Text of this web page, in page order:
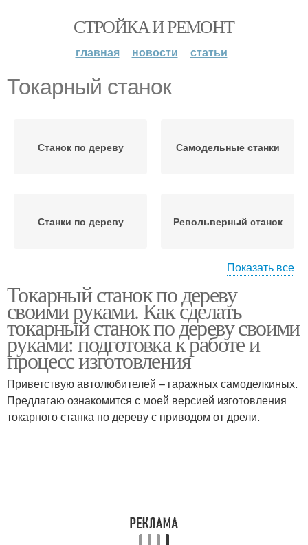
СТРОЙКА И РЕМОНТ
главная новости статьи
Токарный станок
Станок по дереву Самодельные станки
Станки по дереву Револьверный станок
Резцедержатель для
токарного станка
Станок по металлу
Фрезерный станок Самодельный станок
Показать все
Токарный станок по дереву
своими руками. Как сделать
токарный станок по дереву своими
руками: подготовка к работе и
процесс изготовления
Приветствую автолюбителей – гаражных самоделкиных.
Предлагаю ознакомится с моей версией изготовления
токарного станка по дереву с приводом от дрели.